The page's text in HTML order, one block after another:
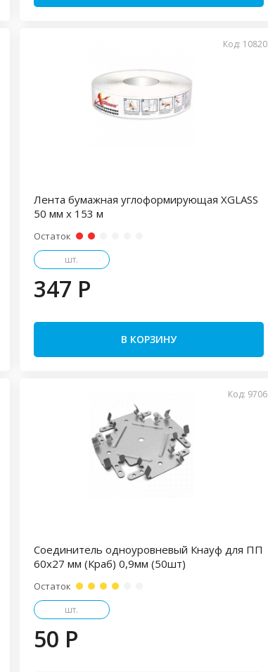
Код: 10820
Лента бумажная углоформирующая XGLASS
50 мм х 153 м
Остаток
шт.
347 P
В КОРЗИНУ
Код: 9706
Соединитель одноуровневый Кнауф для ПП
60х27 мм (Краб) 0,9мм (50шт)
Остаток
шт.
50 P